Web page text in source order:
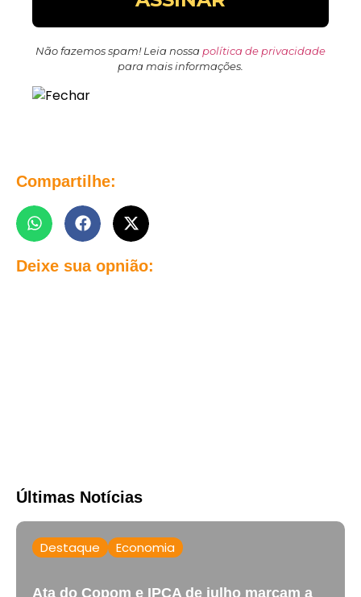
Não fazemos spam! Leia nossapolítica de privacidade
para mais informações.
Compartilhe:
Deixe sua opnião:
Últimas Notícias
Destaque Economia
Ata do Copom e IPCA de julho marcam a